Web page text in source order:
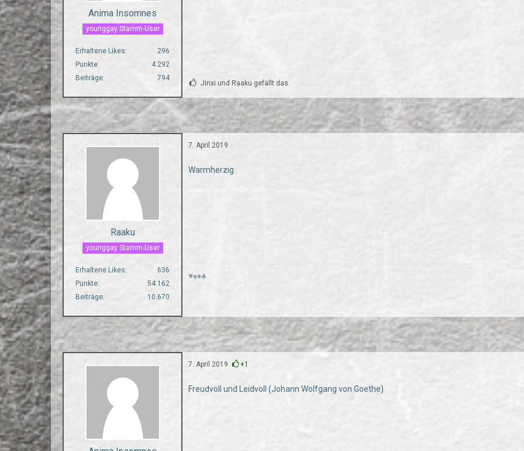
Anima Insomnes
younggay Stamm-User
Erhaltene Likes
296
Punkte
4.292
Beiträge
794
Jinxi und Raaku gefällt das.
Raaku
younggay Stamm-User
Erhaltene Likes
636
Punkte
54.162
Beiträge
10.670
7. April 2019
Warmherzig
♥♠♦♣
7. April 2019 +1
Freudvoll und Leidvoll (Johann Wolfgang von Goethe)